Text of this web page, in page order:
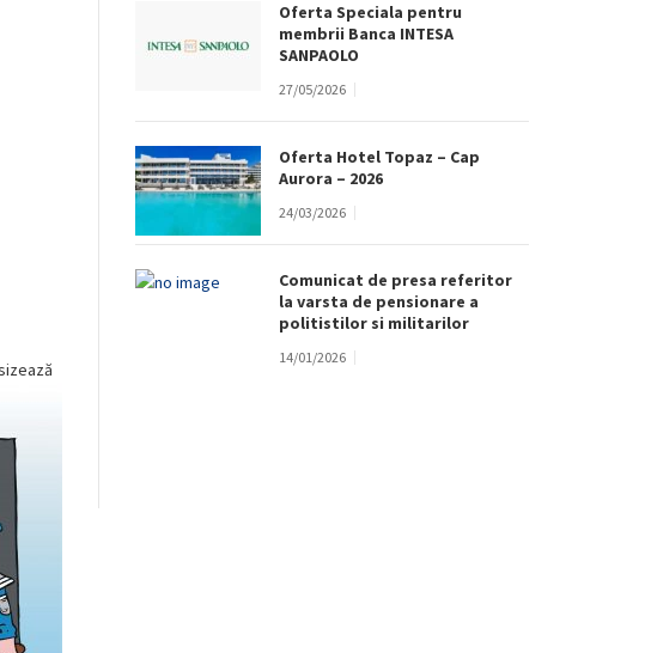
Oferta Speciala pentru
membrii Banca INTESA
SANPAOLO
27/05/2026
Oferta Hotel Topaz – Cap
Aurora – 2026
24/03/2026
Comunicat de presa referitor
la varsta de pensionare a
politistilor si militarilor
14/01/2026